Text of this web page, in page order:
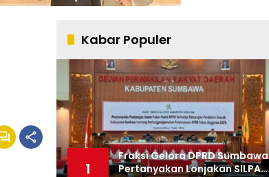
Kabar Populer
1
Fraksi Gelora DPRD Sumbawa
Pertanyakan Lonjakan SILPA